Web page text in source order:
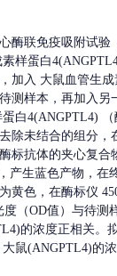
酶联免疫吸附试验
样蛋白
加入 大鼠血管生成
测样本，再加入另
白4(ANGPTL4)
除未结合的组分，
标抗体的夹心复合
产生蓝色产物，在
黄色，在酶标仪
（OD值）与待测
的浓度正相关。
大鼠(ANGPTL4)的浓